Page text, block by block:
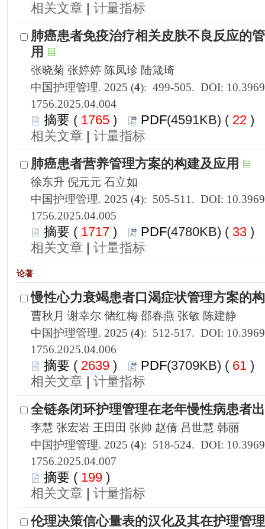
|
1756.2025.04.004
1765 ) 22 )
|
1756.2025.04.005
1717 ) 33 )
|
1756.2025.04.006
2639 ) 61 )
|
1756.2025.04.007
199 )
|